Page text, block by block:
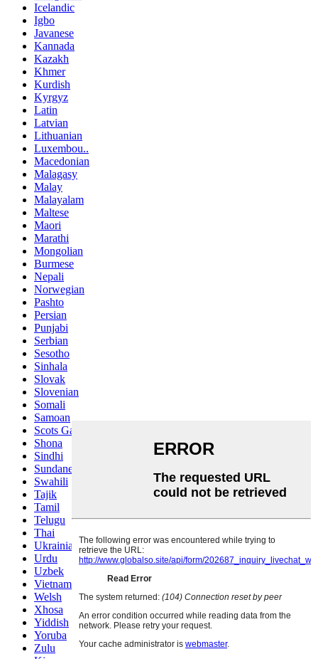
Icelandic
Igbo
Javanese
Kannada
Kazakh
Khmer
Kurdish
Kyrgyz
Latin
Latvian
Lithuanian
Luxembou..
Macedonian
Malagasy
Malay
Malayalam
Maltese
Maori
Marathi
Mongolian
Burmese
Nepali
Norwegian
Pashto
Persian
Punjabi
Serbian
Sesotho
Sinhala
Slovak
Slovenian
Somali
Samoan
Scots Gaelic
Shona
Sindhi
Sundanese
Swahili
Tajik
Tamil
Telugu
Thai
Ukrainian
Urdu
Uzbek
Vietnamese
Welsh
Xhosa
Yiddish
Yoruba
Zulu